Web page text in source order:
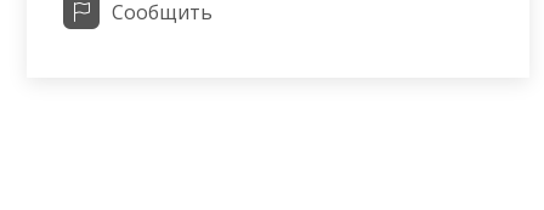
Сообщить